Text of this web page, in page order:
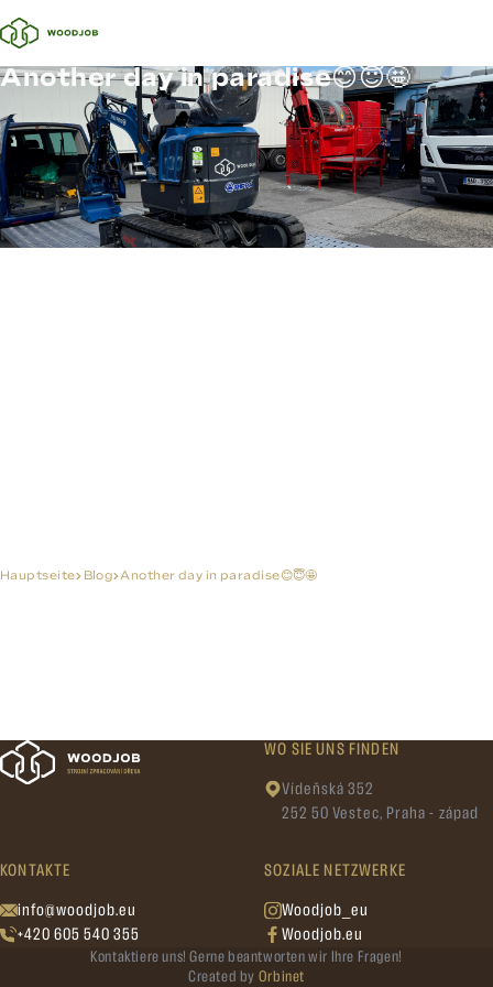
Another day in paradise😊😇🤩
Hauptseite Blog Another day in paradise😊😇🤩
WO SIE UNS FINDEN
Vídeňská 352
252 50 Vestec, Praha - západ
KONTAKTE
info@woodjob.eu
+420 605 540 355
SOZIALE NETZWERKE
Woodjob_eu
Woodjob.eu
Kontaktiere uns! Gerne beantworten wir Ihre Fragen!
Created by Orbinet